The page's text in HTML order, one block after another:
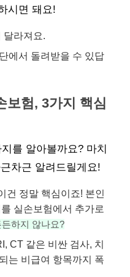
시면 돼요!
달라져요.
에서 돌려받을 수 있답
보험, 3가지 핵심
를 알아볼까요? 마치
차근 알려드릴게요!
건 정말 핵심이죠! 본인
실손보험에서 추가로
든하지 않나요?
CT 같은 비싼 검사, 치
는 비급여 항목까지 폭